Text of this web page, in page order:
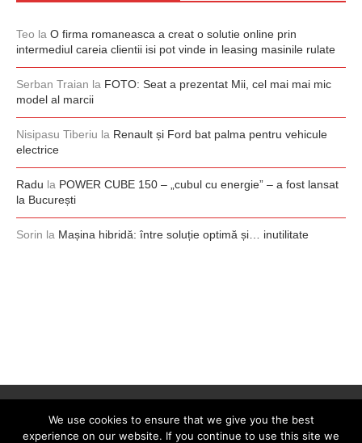
Teo la O firma romaneasca a creat o solutie online prin
intermediul careia clientii isi pot vinde in leasing masinile rulate
Serban Traian la FOTO: Seat a prezentat Mii, cel mai mai mic
model al marcii
Nisipasu Tiberiu la Renault și Ford bat palma pentru vehicule
electrice
Radu la POWER CUBE 150 – „cubul cu energie” – a fost lansat
la București
Sorin la Mașina hibridă: între soluție optimă și… inutilitate
We use cookies to ensure that we give you the best
experience on our website. If you continue to use this site we